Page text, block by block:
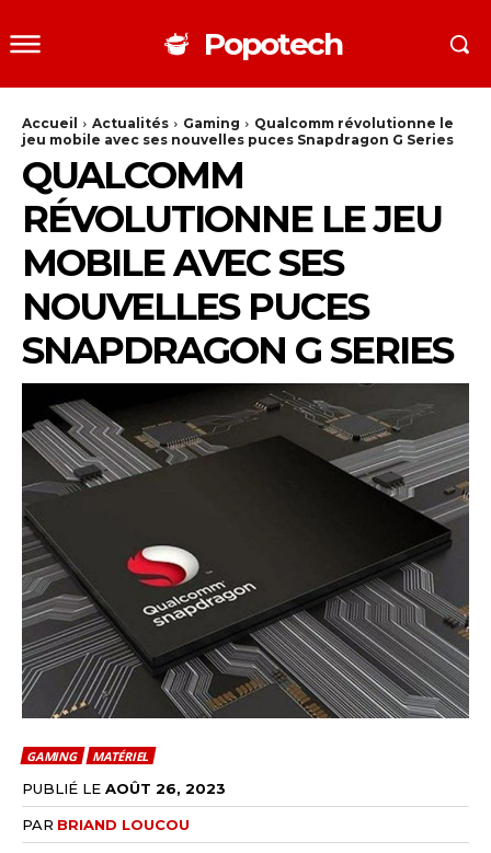
Popotech
Accueil Actualités Gaming
Qualcomm révolutionne le
jeu mobile avec ses nouvelles puces Snapdragon G Series
QUALCOMM
RÉVOLUTIONNE LE JEU
MOBILE AVEC SES
NOUVELLES PUCES
SNAPDRAGON G SERIES
GAMING MATÉRIEL
PUBLIÉ LE AOÛT 26, 2023
PAR BRIAND LOUCOU